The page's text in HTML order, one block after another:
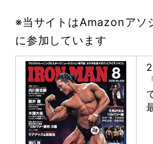
※当サイトはAmazonアソ
に参加しています